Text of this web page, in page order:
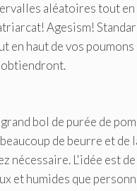
aléatoires tout
Agesism!
en haut de vos
bol de purée de
de beurre et de
nécessaire. L'idée est
et humides que